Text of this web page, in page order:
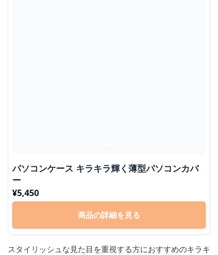
パソコンケース キラキラ輝く薄型パソコンカバ
ー
¥5,450
商品の詳細を見る
スタイリッシュな見た目を重視する方におすすめのキラキ